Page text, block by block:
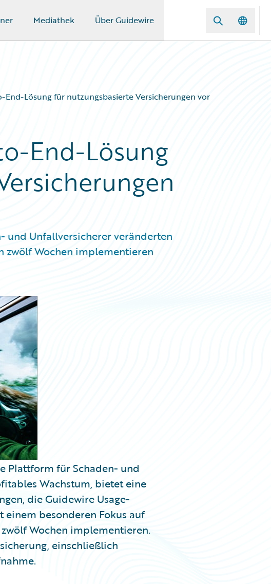
Mediathek Über Guidewire
Lösung für nutzungsbasierte Versicherungen vor
End-Lösung
und Unfallversicherer veränderten
zwölf Wochen implementieren
Plattform für Schaden- und
Wachstum, bietet eine
die Guidewire Usage-
einem besonderen Fokus auf
Wochen implementieren.
einschließlich